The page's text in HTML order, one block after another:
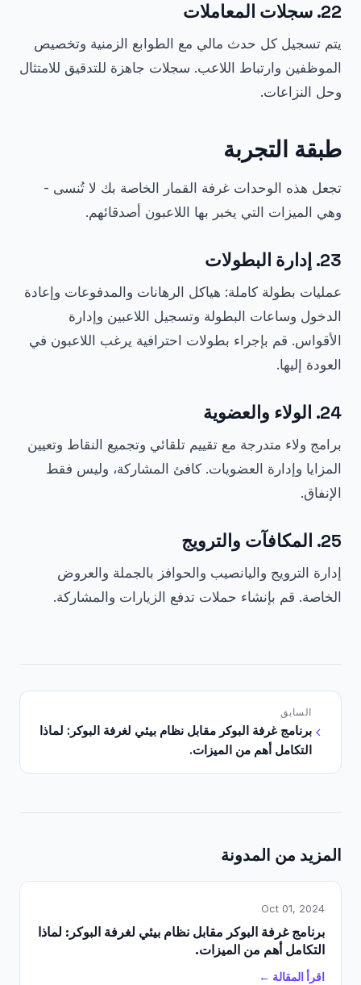
22. سجلات المعاملات
يتم تسجيل كل حدث مالي مع الطوابع الزمنية وتخصيص
الموظفين وارتباط اللاعب. سجلات جاهزة للتدقيق للامتثال
وحل النزاعات.
طبقة التجربة
تجعل هذه الوحدات غرفة القمار الخاصة بك لا تُنسى -
وهي الميزات التي يخبر بها اللاعبون أصدقائهم.
23. إدارة البطولات
عمليات بطولة كاملة: هياكل الرهانات والمدفوعات وإعادة
الدخول وساعات البطولة وتسجيل اللاعبين وإدارة
الأقواس. قم بإجراء بطولات احترافية يرغب اللاعبون في
العودة إليها.
24. الولاء والعضوية
برامج ولاء متدرجة مع تقييم تلقائي وتجميع النقاط وتعيين
المزايا وإدارة العضويات. كافئ المشاركة، وليس فقط
الإنفاق.
25. المكافآت والترويج
إدارة الترويج واليانصيب والحوافز بالجملة والعروض
الخاصة. قم بإنشاء حملات تدفع الزيارات والمشاركة.
السابق
برنامج غرفة البوكر مقابل نظام بيئي لغرفة البوكر: لماذا
التكامل أهم من الميزات.
المزيد من المدونة
Oct 01, 2024
برنامج غرفة البوكر مقابل نظام بيئي لغرفة البوكر: لماذا
التكامل أهم من الميزات.
اقرأ المقالة ←